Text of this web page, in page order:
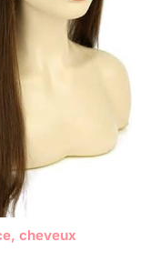
cheveux